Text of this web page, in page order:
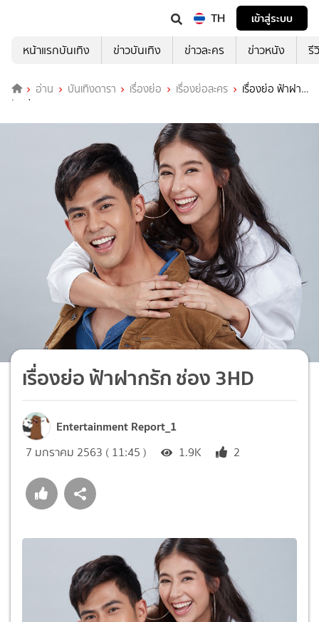
TH
เข้าสู่ระบบ
หน้าแรกบันเทิง
ข่าวบันเทิง ข่าวละคร ข่าวหนัง รี
อ่าน บันเทิงดารา เรื่องย่อ เรื่องย่อละคร
เรื่องย่อ ฟ้าฝาก
รัก ช่อง 3HD
เรื่องย่อ ฟ้าฝากรัก ช่อง 3HD
Entertainment Report_1
7 มกราคม 2563 ( 11:45 ) 1.9K 2